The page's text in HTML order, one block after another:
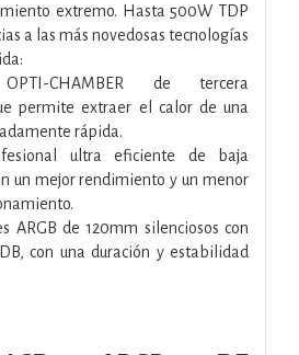
extremo. Hasta 500W TDP
a las más novedosas tecnologías
CHAMBER de tercera
permite extraer el calor de una
rápida.
ultra eficiente de baja
un mejor rendimiento y un menor
ARGB de 120mm silenciosos con
con una duración y estabilidad